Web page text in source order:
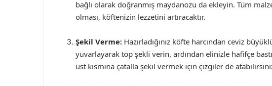
bağlı olarak doğranmış maydanozu da ekleyin. Tüm
olması, köftenizin lezzetini artıracaktır.
Şekil Verme: Hazırladığınız köfte harcından ceviz
yuvarlayarak top şekli verin, ardından elinizle hafifçe
üst kısmına çatalla şekil vermek için çizgiler de